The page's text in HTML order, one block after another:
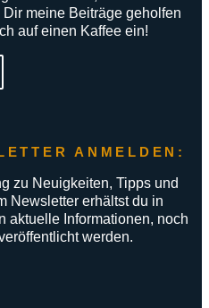
meine Beiträge geholfen
auf einen Kaffee ein!
ANMELDEN:
zu Neuigkeiten, Tipps und
Newsletter erhältst du in
aktuelle Informationen, noch
werden.